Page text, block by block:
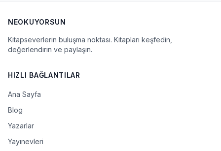
NEOKUYORSUN
Kitapseverlerin buluşma noktası. Kitapları keşfedin,
değerlendirin ve paylaşın.
HIZLI BAĞLANTILAR
Ana Sayfa
Blog
Yazarlar
Yayınevleri